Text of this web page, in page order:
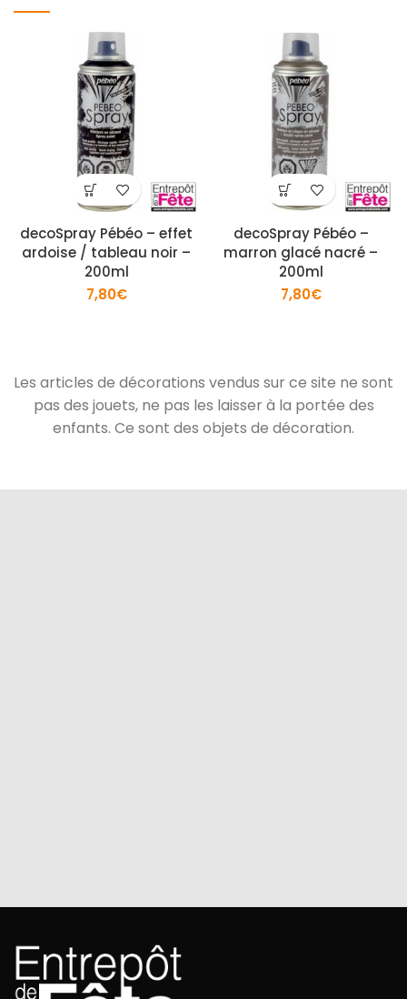
decoSpray Pébéo – effet
ardoise / tableau noir –
200ml
7,80€
decoSpray Pébéo –
marron glacé nacré –
200ml
7,80€
Les articles de décorations vendus sur ce site ne sont
pas des jouets, ne pas les laisser à la portée des
enfants. Ce sont des objets de décoration.